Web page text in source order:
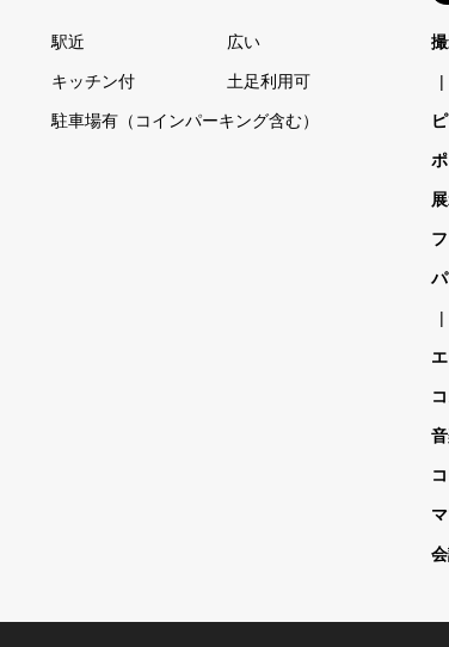
駅近 広い
キッチン付 土足利用可
駐車場有（コインパーキング含む）